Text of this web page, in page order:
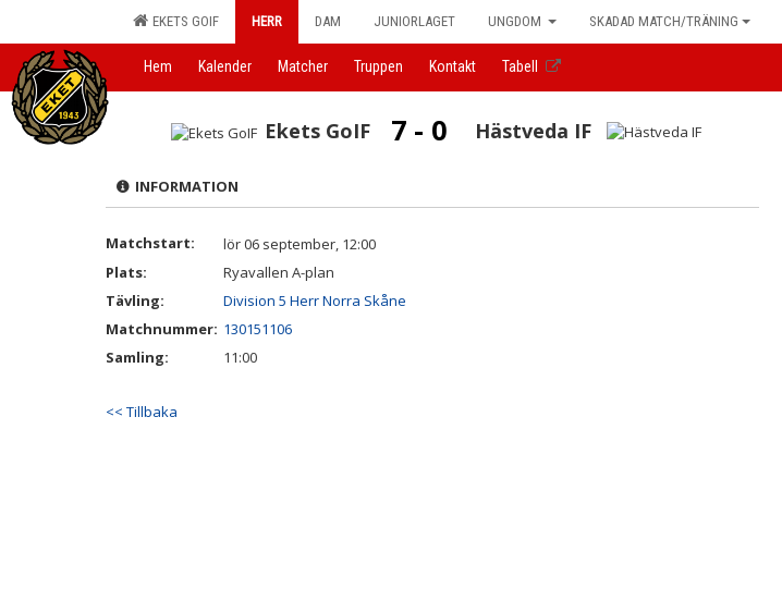
EKETS GOIF HERR DAM JUNIORLAGET UNGDOM SKADAD MATCH/TRÄNING
Hem Kalender Matcher Truppen Kontakt Tabell
Ekets GoIF 7 - 0 Hästveda IF
INFORMATION
Matchstart:
lör 06 september, 12:00
Plats:
Ryavallen A-plan
Tävling:
Division 5 Herr Norra Skåne
Matchnummer: 130151106
Samling:
11:00
<< Tillbaka